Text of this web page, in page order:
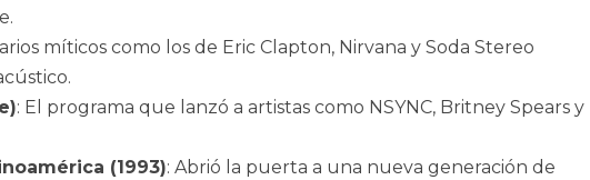
míticos como los de Eric Clapton, Nirvana y Soda Stereo
: El programa que lanzó a artistas como NSYNC, Britney Spears y
(1993): Abrió la puerta a una nueva generación de